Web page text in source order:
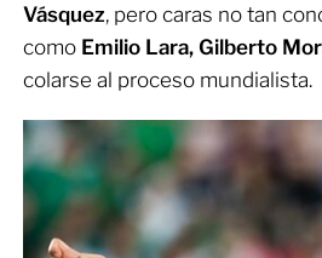
Vásquez, pero caras no tan
como Emilio Lara, Gilberto
colarse al proceso mundialista.